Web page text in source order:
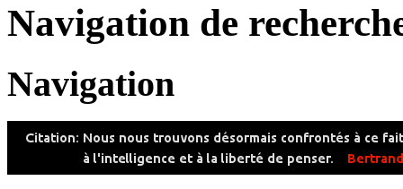
Navigation de
Navigation